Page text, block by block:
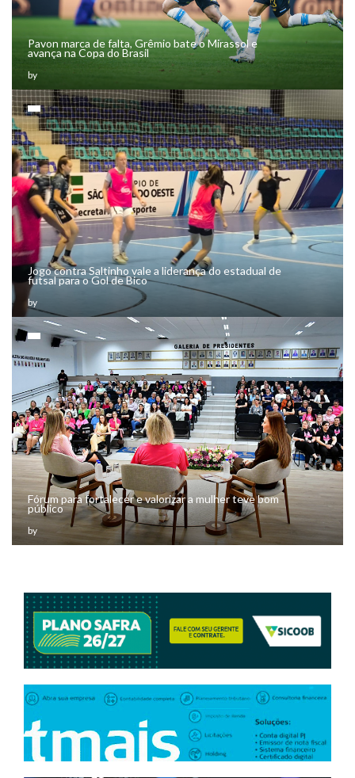
Pavon marca de falta, Grêmio bate o Mirassol e
avança na Copa do Brasil
by
Jogo contra Saltinho vale a liderança do estadual de
futsal para o Gol de Bico
by
Fórum para fortalecer e valorizar a mulher teve bom
público
by